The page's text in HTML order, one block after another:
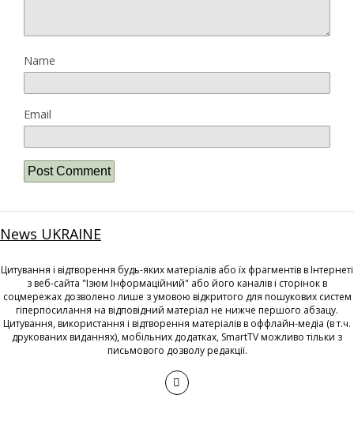
Name
Email
News UKRAINE
Цитування і відтворення будь-яких матеріалів або їх фрагментів в Інтернеті
з веб-сайта "Ізюм Інформаційний" або його каналів і сторінок в
соцмережах дозволено лише з умовою відкритого для пошукових систем
гіперпосилання на відповідний матеріал не нижче першого абзацу.
Цитування, використання і відтворення матеріалів в оффлайн-медіа (в т.ч.
друкованих виданнях), мобільних додатках, SmartTV можливо тільки з
письмового дозволу редакції.